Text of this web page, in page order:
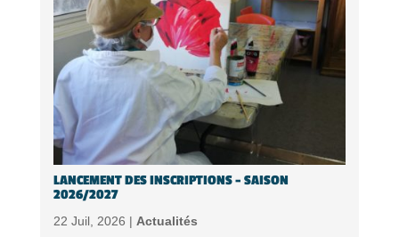
LANCEMENT DES INSCRIPTIONS – SAISON
2026/2027
22 Juil, 2026 | Actualités